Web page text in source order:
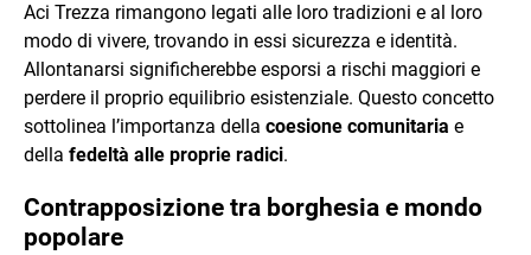
Aci Trezza rimangono legati alle loro tradizioni e al loro
modo di vivere, trovando in essi sicurezza e identità.
Allontanarsi significherebbe esporsi a rischi maggiori e
perdere il proprio equilibrio esistenziale. Questo concetto
sottolinea l’importanza della coesione comunitaria e
della fedeltà alle proprie radici.
Contrapposizione tra borghesia e mondo
popolare